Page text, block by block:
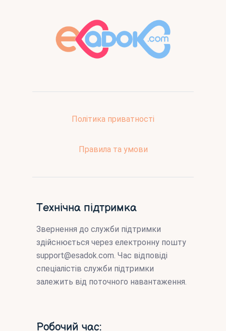
Політика приватності
Правила та умови
Технічна підтримка
Звернення до служби підтримки
здійснюється через електронну пошту
support@esadok.com . Час відповіді
спеціалістів служби підтримки
залежить від поточного навантаження.
Робочий час: